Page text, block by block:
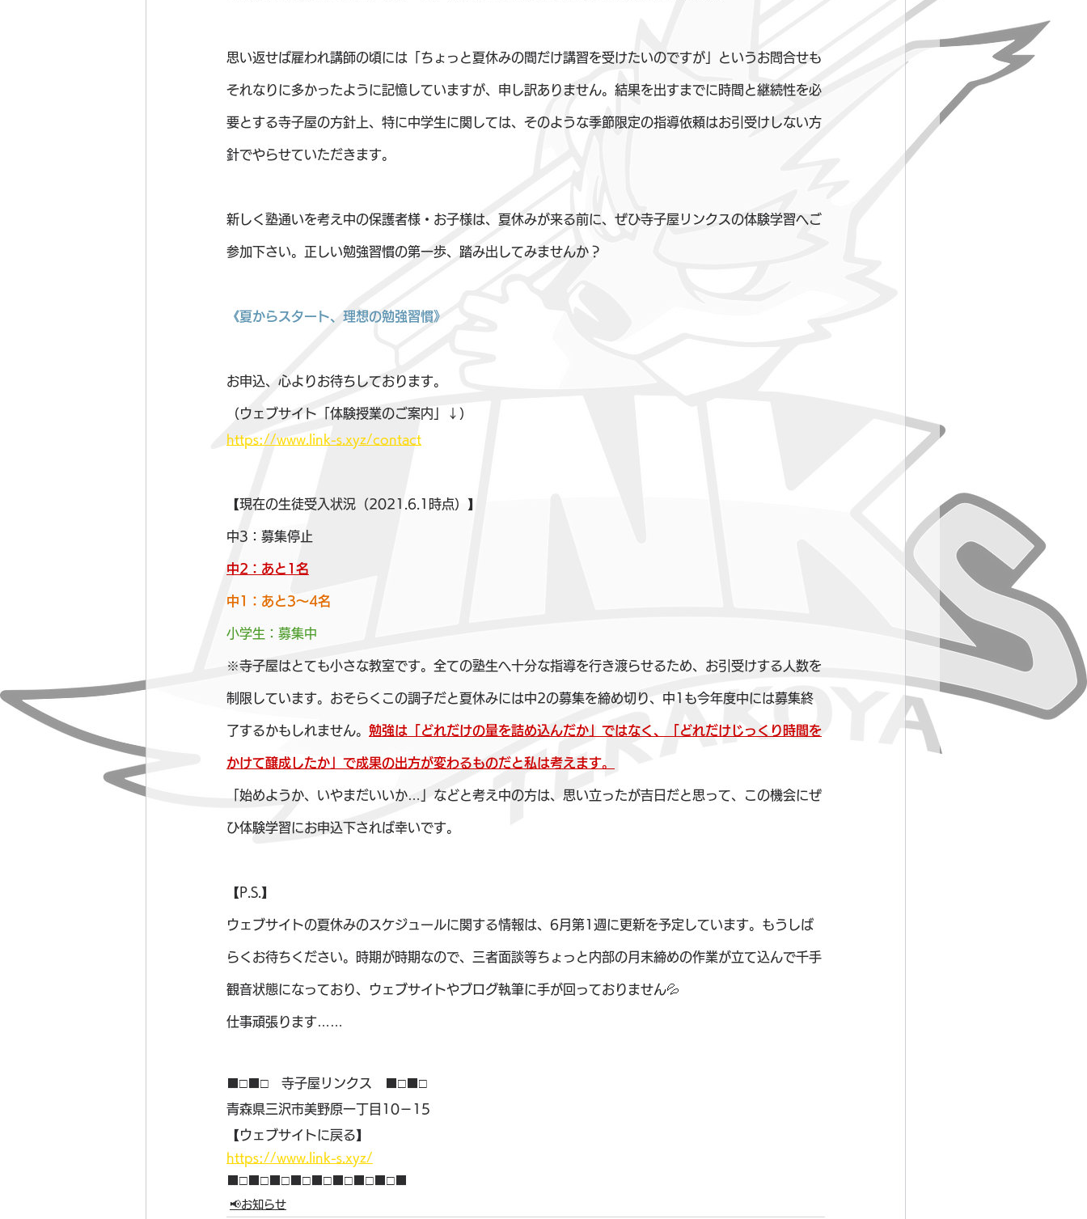
思い返せば雇われ講師の頃には「ちょっと夏休みの間だけ講習を受けたいのですが」というお問合せも
それなりに多かったように記憶していますが、申し訳ありません。結果を出すまでに時間と継続性を必
要とする寺子屋の方針上、特に中学生に関しては、そのような季節限定の指導依頼はお引受けしない方
針でやらせていただきます。
新しく塾通いを考え中の保護者様・お子様は、夏休みが来る前に、ぜひ寺子屋リンクスの体験学習へご
参加下さい。正しい勉強習慣の第一歩、踏み出してみませんか？
《夏からスタート、理想の勉強習慣》
お申込、心よりお待ちしております。
（ウェブサイト「体験授業のご案内」↓）
https://www.link-s.xyz/contact
【現在の生徒受入状況（2021.6.1時点）】
中3：募集停止
中2：あと1名
中1：あと3～4名
小学生：募集中
※寺子屋はとても小さな教室です。全ての塾生へ十分な指導を行き渡らせるため、お引受けする人数を
制限しています。おそらくこの調子だと夏休みには中2の募集を締め切り、中1も今年度中には募集終
了するかもしれません。 勉強は「どれだけの量を詰め込んだか」ではなく、「どれだけじっくり時間を
かけて醸成したか」で成果の出方が変わるものだと私は考えます。
「始めようか、いやまだいいか…」などと考え中の方は、思い立ったが吉日だと思って、この機会にぜ
ひ体験学習にお申込下されば幸いです。
【P.S.】
ウェブサイトの夏休みのスケジュールに関する情報は、6月第1週に更新を予定しています。もうしば
らくお待ちください。時期が時期なので、三者面談等ちょっと内部の月末締めの作業が立て込んで千手
観音状態になっており、ウェブサイトやブログ執筆に手が回っておりません💦
仕事頑張ります……
■□■□　寺子屋リンクス　■□■□
青森県三沢市美野原一丁目10－15
【ウェブサイトに戻る】
https://www.link-s.xyz/
■□■□■□■□■□■□■□■□■
📢お知らせ